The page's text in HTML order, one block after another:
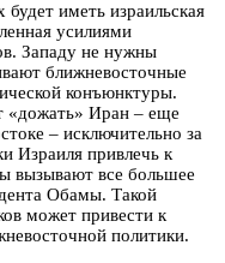
иметь израильская
усилиями
Западу не нужны
ближневосточные
конъюнктуры.
Иран – еще
– исключительно за
Израиля привлечь к
вызывают все большее
Обамы. Такой
может привести к
политики.